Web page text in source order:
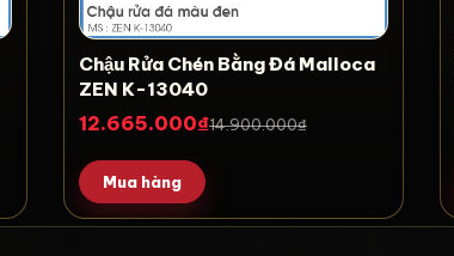
Chậu Rửa Chén Bằng Đá Malloca
ZEN K-13040
12.665.000₫14.900.000₫
Mua hàng